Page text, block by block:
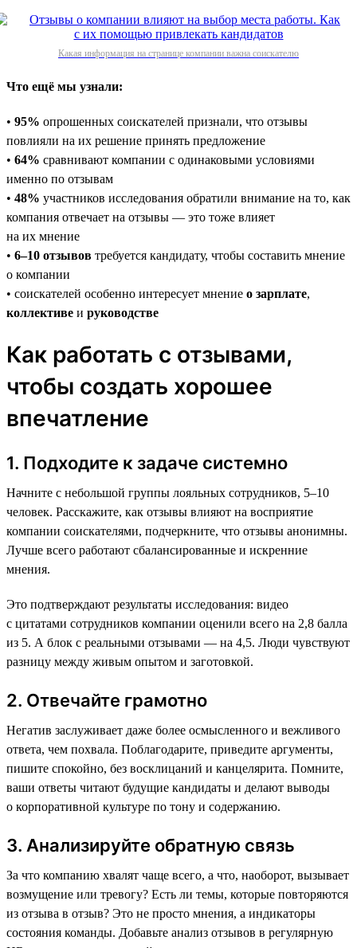
Какая информация на странице компании важна соискателю
Что ещё мы узнали:
• 95% опрошенных соискателей признали, что отзывы
повлияли на их решение принять предложение
• 64% сравнивают компании с одинаковыми условиями
именно по отзывам
• 48% участников исследования обратили внимание на то, как
компания отвечает на отзывы — это тоже влияет
на их мнение
• 6–10 отзывов требуется кандидату, чтобы составить мнение
о компании
• соискателей особенно интересует мнение о зарплате,
коллективе и руководстве
Как работать с отзывами,
чтобы создать хорошее
впечатление
1. Подходите к задаче системно
Начните с небольшой группы лояльных сотрудников, 5–10
человек. Расскажите, как отзывы влияют на восприятие
компании соискателями, подчеркните, что отзывы анонимны.
Лучше всего работают сбалансированные и искренние
мнения.
Это подтверждают результаты исследования: видео
с цитатами сотрудников компании оценили всего на 2,8 балла
из 5. А блок с реальными отзывами — на 4,5. Люди чувствуют
разницу между живым опытом и заготовкой.
2. Отвечайте грамотно
Негатив заслуживает даже более осмысленного и вежливого
ответа, чем похвала. Поблагодарите, приведите аргументы,
пишите спокойно, без восклицаний и канцелярита. Помните,
ваши ответы читают будущие кандидаты и делают выводы
о корпоративной культуре по тону и содержанию.
3. Анализируйте обратную связь
За что компанию хвалят чаще всего, а что, наоборот, вызывает
возмущение или тревогу? Есть ли темы, которые повторяются
из отзыва в отзыв? Это не просто мнения, а индикаторы
состояния команды. Добавьте анализ отзывов в регулярную